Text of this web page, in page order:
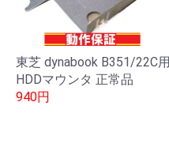
東芝 dynabook B351/22C用
HDDマウンタ 正常品
940円